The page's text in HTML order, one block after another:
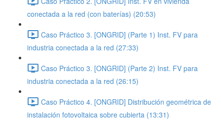
conectada a la red (con baterías) (20:53)
Caso Práctico 3. [ONGRID] (Parte 1) Inst. FV para
industria conectada a la red (27:33)
Caso Práctico 3. [ONGRID] (Parte 2) Inst. FV para
industria conectada a la red (26:15)
Caso Práctico 4. [ONGRID] Distribución geométrica de
instalación fotovoltaica sobre cubierta (13:31)